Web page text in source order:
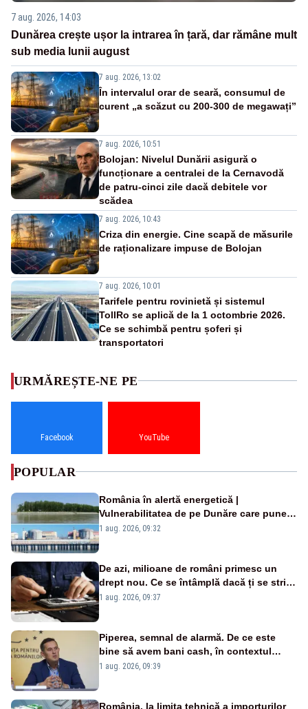
7 aug. 2026, 14:03
Dunărea crește ușor la intrarea în țară, dar rămâne mult
sub media lunii august
7 aug. 2026, 13:02
În intervalul orar de seară, consumul de
curent „a scăzut cu 200-300 de megawați”
7 aug. 2026, 10:51
Bolojan: Nivelul Dunării asigură o
funcționare a centralei de la Cernavodă
de patru-cinci zile dacă debitele vor
scădea
7 aug. 2026, 10:43
Criza din energie. Cine scapă de măsurile
de raționalizare impuse de Bolojan
7 aug. 2026, 10:01
Tarifele pentru rovinietă și sistemul
TollRo se aplică de la 1 octombrie 2026.
Ce se schimbă pentru șoferi și
transportatori
URMĂREȘTE-NE PE
Facebook YouTube
POPULAR
România în alertă energetică |
Vulnerabilitatea de pe Dunăre care pune
în pericol Centrala Cernavodă era
1 aug. 2026, 09:32
De azi, milioane de români primesc un
drept nou. Ce se întâmplă dacă ți se strică
un produs
1 aug. 2026, 09:37
Piperea, semnal de alarmă. De ce este
bine să avem bani cash, în contextul
alertei energetice?
1 aug. 2026, 09:39
România, la limita tehnică a importurilor